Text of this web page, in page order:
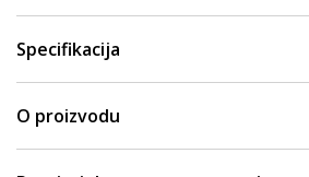
Specifikacija
O proizvodu